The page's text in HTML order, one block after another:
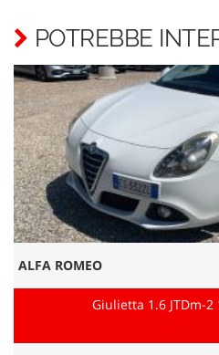
POTREBBE
ALFA ROMEO
Giulietta 1.6 JTDm-2